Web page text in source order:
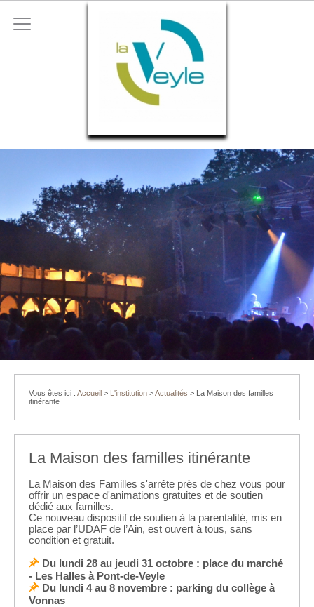
Vous êtes ici : Accueil > L'institution >Actualités > La Maison des familles
itinérante
La Maison des familles itinérante
La Maison des Familles s'arrête près de chez vous pour
offrir un espace d'animations gratuites et de soutien
dédié aux familles.
Ce nouveau dispositif de soutien à la parentalité, mis en
place par l’UDAF de l’Ain, est ouvert à tous, sans
condition et gratuit.
s Du lundi 28 au jeudi 31 octobre : place du marché
- Les Halles à Pont-de-Veyle
s Du lundi 4 au 8 novembre : parking du collège à
Vonnas